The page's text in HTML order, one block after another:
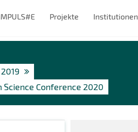
Projekte Institutionen
Science Conference 2020